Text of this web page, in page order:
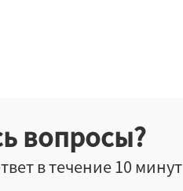
вопросы?
в течение 10 минут